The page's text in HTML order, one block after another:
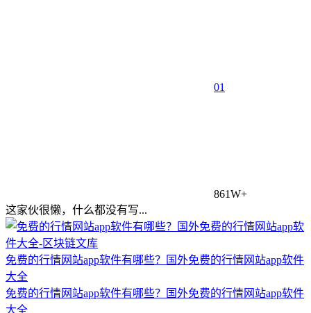
01
861W+
这家伙很懒，什么都没有写...
免费的行情网站app软件有哪些？国外免费的行情网站app软件
大全
免费的行情网站app软件有哪些？国外免费的行情网站app软件
大全